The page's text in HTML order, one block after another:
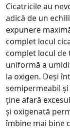
Cicatricile au
adică de un
expunere
complet locul
complet locul
uniformă a
la oxigen. Deși
semipermeabil
ține afară
și oxigenată
îmbine mai bine